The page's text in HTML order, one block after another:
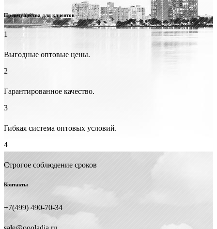
Преимущества для клиентов
1
Выгодные оптовые цены.
2
Гарантированное качество.
3
Гибкая система оптовых условий.
4
Строгое соблюдение сроков
Контакты
+7(499) 490-70-34